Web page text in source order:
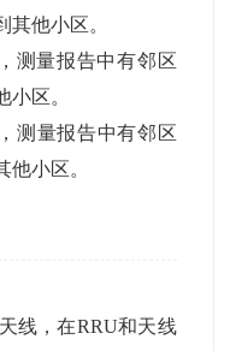
其他小区。
测量报告中有邻区
小区。
测量报告中有邻区
他小区。
线，在RRU和天线